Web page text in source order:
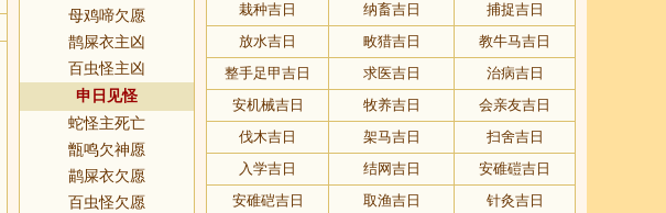
母鸡啼欠愿
鹊屎衣主凶
百虫怪主凶
申日见怪
蛇怪主死亡
甑鸣欠神愿
鹋屎衣欠愿
百虫怪欠愿
栽种吉日
纳畜吉日
捕捉吉日
放水吉日
畋猎吉日
教牛马吉日
整手足甲吉日
求医吉日
治病吉日
安机械吉日
牧养吉日
会亲友吉日
伐木吉日
架马吉日
扫舍吉日
入学吉日
结网吉日
安碓磑吉日
安碓硙吉日
取渔吉日
针灸吉日